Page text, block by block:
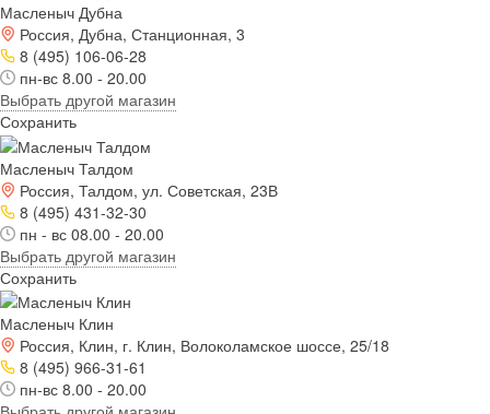
Масленыч Дубна
Россия, Дубна, Станционная, 3
8 (495) 106-06-28
пн-вс 8.00 - 20.00
Выбрать другой магазин
Сохранить
Масленыч Талдом
Россия, Талдом, ул. Советская, 23В
8 (495) 431-32-30
пн - вс 08.00 - 20.00
Выбрать другой магазин
Сохранить
Масленыч Клин
Россия, Клин, г. Клин, Волоколамское шоссе, 25/18
8 (495) 966-31-61
пн-вс 8.00 - 20.00